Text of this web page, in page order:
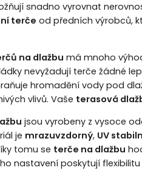
snadno vyrovnat
terče od předních výrobců,
na dlažbu má mnoho
nevyžadují terče žádné
hromadění vody pod
vlivů. Vaše terasová
jsou vyrobeny z vysoce
je mrazuvzdorný, UV
tomu se terče na dlažbu
nastavení poskytují